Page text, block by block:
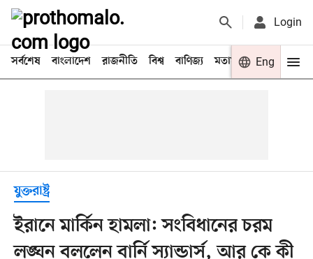
Login
সর্বশেষ বাংলাদেশ রাজনীতি বিশ্ব বাণিজ্য মতামত খেলা
Eng
যুক্তরাষ্ট্র
ইরানে মার্কিন হামলা: সংবিধানের চরম
লঙ্ঘন বললেন বার্নি স্যান্ডার্স, আর কে কী